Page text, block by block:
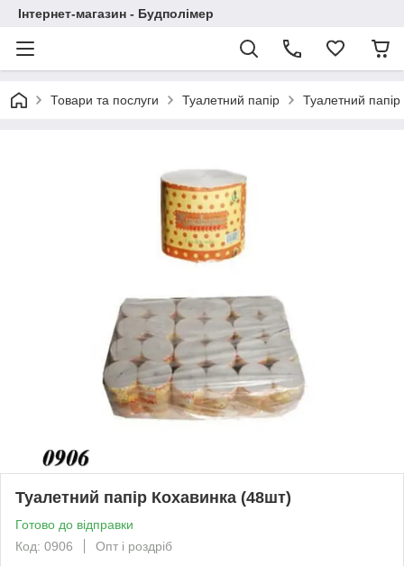
Інтернет-магазин - Будполімер
Товари та послуги Туалетний папір Туалетний
Туалетний папір Кохавинка (48шт)
Готово до відправки
Код: 0906
Опт і роздріб